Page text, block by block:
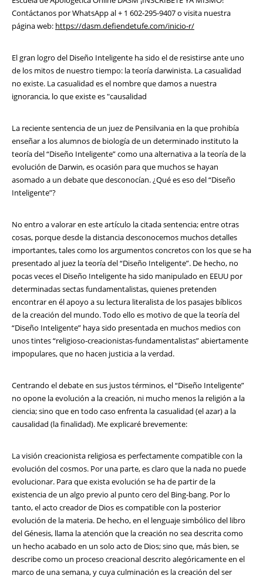
Contáctanos por WhatsApp al + 1 602-295-9407 o visita nuestra
página web: https://dasm.defiendetufe.com/inicio-r/
El gran logro del Diseño Inteligente ha sido el de resistirse ante uno
de los mitos de nuestro tiempo: la teoría darwinista. La casualidad
no existe. La casualidad es el nombre que damos a nuestra
ignorancia, lo que existe es "causalidad
La reciente sentencia de un juez de Pensilvania en la que prohibía
enseñar a los alumnos de biología de un determinado instituto la
teoría del “Diseño Inteligente” como una alternativa a la teoría de la
evolución de Darwin, es ocasión para que muchos se hayan
asomado a un debate que desconocían. ¿Qué es eso del “Diseño
Inteligente”?
No entro a valorar en este artículo la citada sentencia; entre otras
cosas, porque desde la distancia desconocemos muchos detalles
importantes, tales como los argumentos concretos con los que se ha
presentado al juez la teoría del “Diseño Inteligente”. De hecho, no
pocas veces el Diseño Inteligente ha sido manipulado en EEUU por
determinadas sectas fundamentalistas, quienes pretenden
encontrar en él apoyo a su lectura literalista de los pasajes bíblicos
de la creación del mundo. Todo ello es motivo de que la teoría del
“Diseño Inteligente” haya sido presentada en muchos medios con
unos tintes “religioso-creacionistas-fundamentalistas” abiertamente
impopulares, que no hacen justicia a la verdad.
Centrando el debate en sus justos términos, el “Diseño Inteligente”
no opone la evolución a la creación, ni mucho menos la religión a la
ciencia; sino que en todo caso enfrenta la casualidad (el azar) a la
causalidad (la finalidad). Me explicaré brevemente:
La visión creacionista religiosa es perfectamente compatible con la
evolución del cosmos. Por una parte, es claro que la nada no puede
evolucionar. Para que exista evolución se ha de partir de la
existencia de un algo previo al punto cero del Bing-bang. Por lo
tanto, el acto creador de Dios es compatible con la posterior
evolución de la materia. De hecho, en el lenguaje simbólico del libro
del Génesis, llama la atención que la creación no sea descrita como
un hecho acabado en un solo acto de Dios; sino que, más bien, se
describe como un proceso creacional descrito alegóricamente en el
marco de una semana, y cuya culminación es la creación del ser